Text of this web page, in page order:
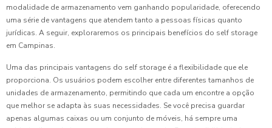
modalidade de armazenamento vem ganhando popularidade, oferecendo
uma série de vantagens que atendem tanto a pessoas físicas quanto
jurídicas. A seguir, exploraremos os principais benefícios do self storage
em Campinas.
Uma das principais vantagens do self storage é a flexibilidade que ele
proporciona. Os usuários podem escolher entre diferentes tamanhos de
unidades de armazenamento, permitindo que cada um encontre a opção
que melhor se adapta às suas necessidades. Se você precisa guardar
apenas algumas caixas ou um conjunto de móveis, há sempre uma